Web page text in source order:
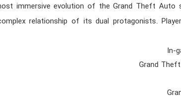
immersive evolution of the Grand Theft
relationship of its dual protagonists.
In-
Grand